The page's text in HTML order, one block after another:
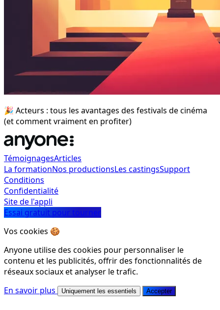
🎉 Acteurs : tous les avantages des festivals de cinéma
(et comment vraiment en profiter)
TémoignagesArticles
La formationNos productionsLes castingsSupport
Conditions
Confidentialité
Site de l'appli
Essai gratuit pour tourner
Vos cookies 🍪
Anyone utilise des cookies pour personnaliser le
contenu et les publicités, offrir des fonctionnalités de
réseaux sociaux et analyser le trafic.
En savoir plus
Uniquement les essentiels Accepter